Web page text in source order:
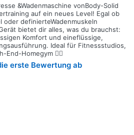
&Wadenmaschine vonBody-Solid
auf ein neues Level! Egal ob
definierteWadenmuskeln
bietet dir alles, was du brauchst:
Komfort und eineflüssige,
Ideal für Fitnessstudios,
End-Homegym 🏋️‍♂️
erste Bewertung ab